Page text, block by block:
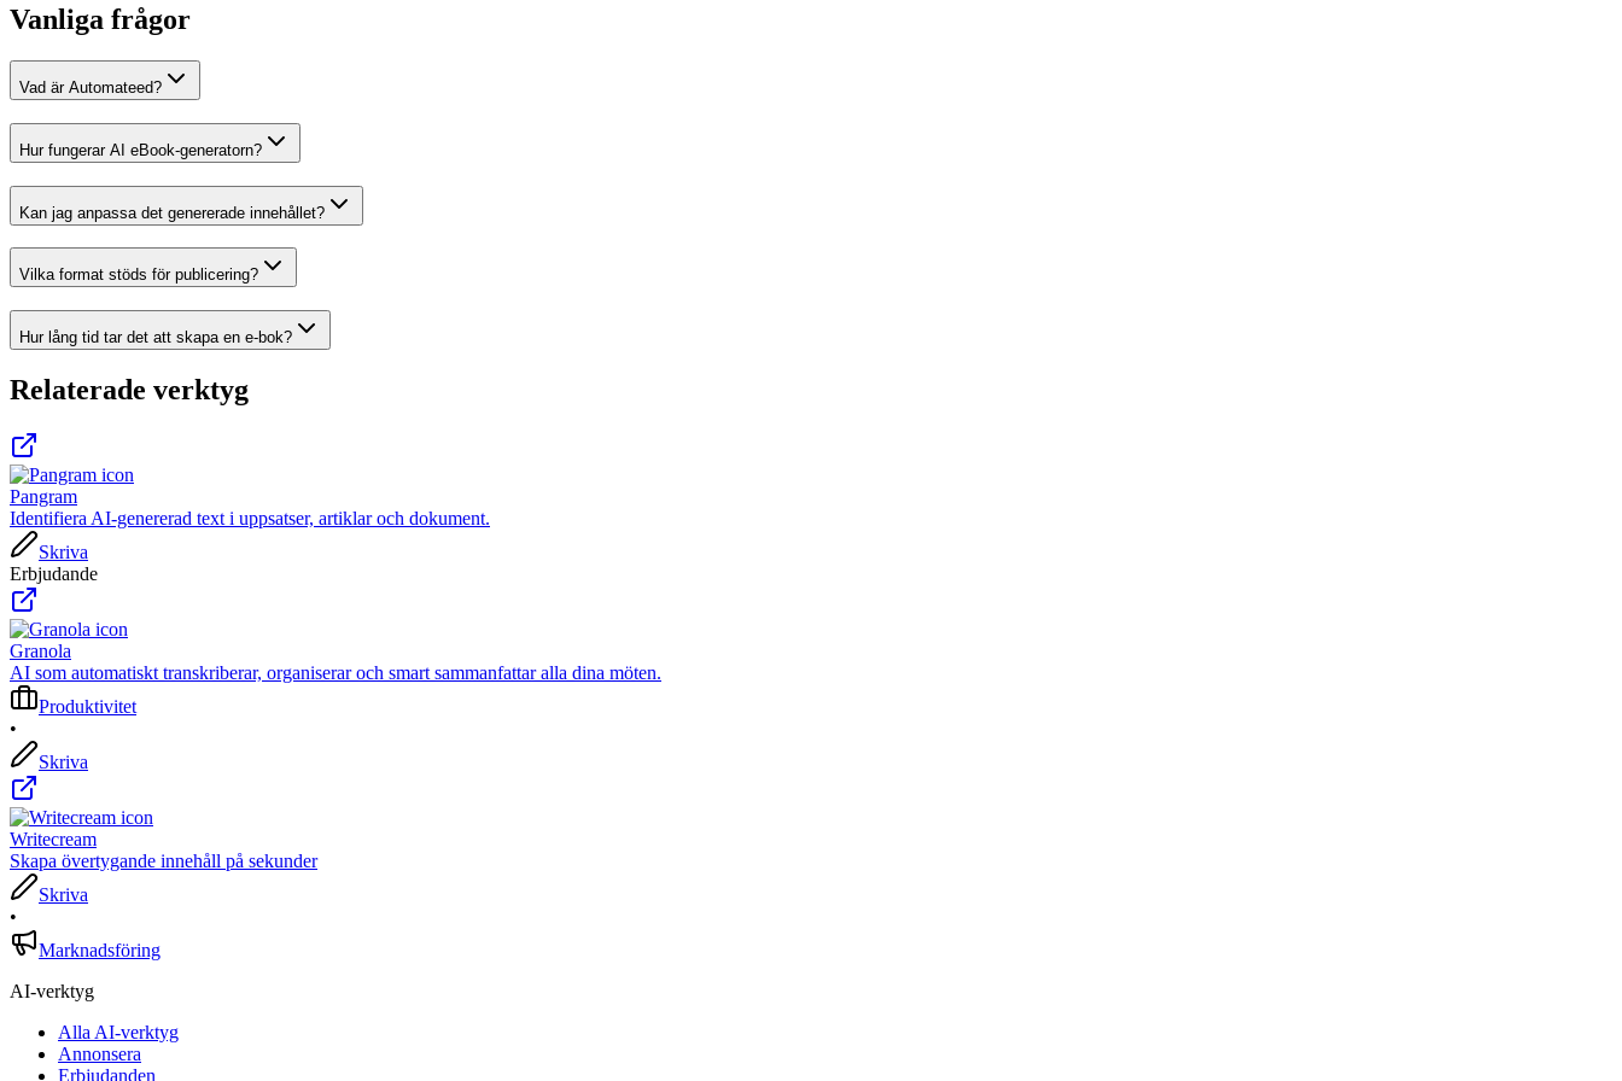
Vanliga frågor
Vad är Automateed?
Hur fungerar AI eBook-generatorn?
Kan jag anpassa det genererade innehållet?
Vilka format stöds för publicering?
Hur lång tid tar det att skapa en e-bok?
Relaterade verktyg
Pangram
Identifiera AI-genererad text i uppsatser, artiklar och dokument.
Skriva
Erbjudande
Granola
AI som automatiskt transkriberar, organiserar och smart sammanfattar alla dina möten.
Produktivitet
•
Skriva
Writecream
Skapa övertygande innehåll på sekunder
Skriva
•
Marknadsföring
AI-verktyg
Alla AI-verktyg
Annonsera
Erbjudanden